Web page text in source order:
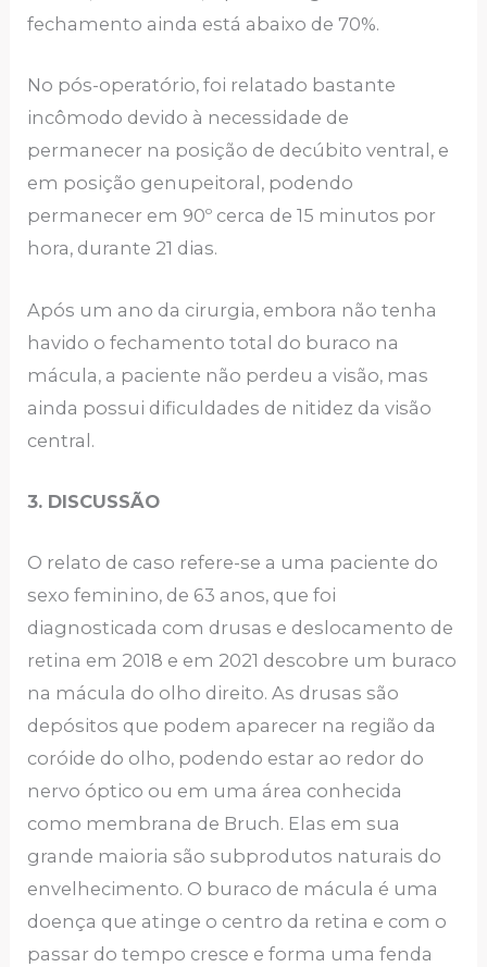
fechamento ainda está abaixo de 70%.
No pós-operatório, foi relatado bastante
incômodo devido à necessidade de
permanecer na posição de decúbito ventral, e
em posição genupeitoral, podendo
permanecer em 90º cerca de 15 minutos por
hora, durante 21 dias.
Após um ano da cirurgia, embora não tenha
havido o fechamento total do buraco na
mácula, a paciente não perdeu a visão, mas
ainda possui dificuldades de nitidez da visão
central.
3. DISCUSSÃO
O relato de caso refere-se a uma paciente do
sexo feminino, de 63 anos, que foi
diagnosticada com drusas e deslocamento de
retina em 2018 e em 2021 descobre um buraco
na mácula do olho direito. As drusas são
depósitos que podem aparecer na região da
coróide do olho, podendo estar ao redor do
nervo óptico ou em uma área conhecida
como membrana de Bruch. Elas em sua
grande maioria são subprodutos naturais do
envelhecimento. O buraco de mácula é uma
doença que atinge o centro da retina e com o
passar do tempo cresce e forma uma fenda